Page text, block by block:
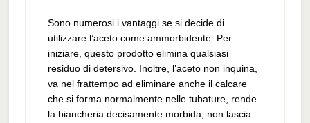
Sono numerosi i vantaggi se si decide di
utilizzare l’aceto come ammorbidente. Per
iniziare, questo prodotto elimina qualsiasi
residuo di detersivo. Inoltre, l’aceto non inquina,
va nel frattempo ad eliminare anche il calcare
che si forma normalmente nelle tubature, rende
la biancheria decisamente morbida, non lascia